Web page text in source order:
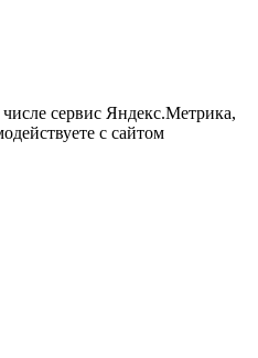
сервис Яндекс.Метрика,
с сайтом